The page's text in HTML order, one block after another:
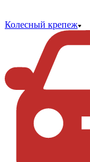
Колесный крепеж